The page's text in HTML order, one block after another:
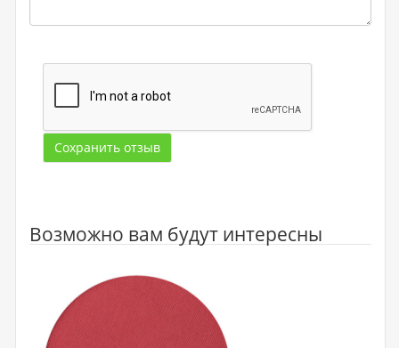
Сохранить отзыв
Возможно вам будут интересны